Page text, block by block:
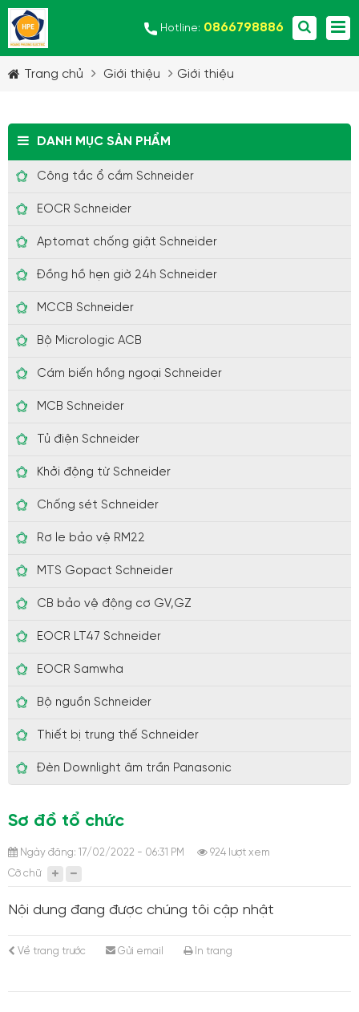
Hotline: 0866798886
Trang chủ Giới thiệu Giới thiệu
DANH MỤC SẢN PHẨM
Công tắc ổ cắm Schneider
EOCR Schneider
Aptomat chống giật Schneider
Đồng hồ hẹn giờ 24h Schneider
MCCB Schneider
Bộ Micrologic ACB
Cám biến hồng ngoại Schneider
MCB Schneider
Tủ điện Schneider
Khởi động từ Schneider
Chống sét Schneider
Rơ le bảo vệ RM22
MTS Gopact Schneider
CB bảo vệ động cơ GV,GZ
EOCR LT47 Schneider
EOCR Samwha
Bộ nguồn Schneider
Thiết bị trung thế Schneider
Đèn Downlight âm trần Panasonic
Sơ đồ tổ chức
Ngày đăng: 17/02/2022 - 06:31 PM
924 lượt xem
Cỡ chữ
Nội dung đang được chúng tôi cập nhật
Về trang trước Gửi email In trang